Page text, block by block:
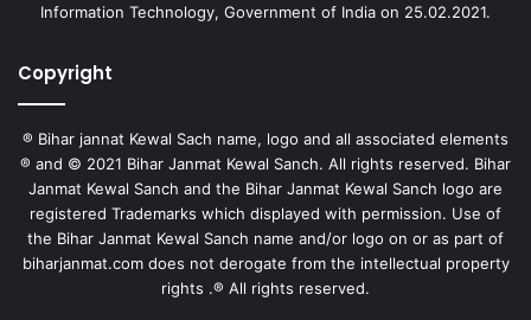
Information Technology, Government of India on 25.02.2021.
Copyright
® Bihar jannat Kewal Sach name, logo and all associated elements
® and © 2021 Bihar Janmat Kewal Sanch. All rights reserved. Bihar
Janmat Kewal Sanch and the Bihar Janmat Kewal Sanch logo are
registered Trademarks which displayed with permission. Use of
the Bihar Janmat Kewal Sanch name and/or logo on or as part of
biharjanmat.com does not derogate from the intellectual property
rights .® All rights reserved.